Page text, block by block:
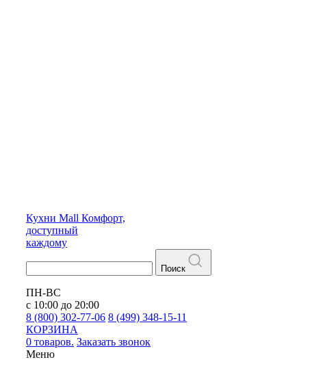
Кухни Mall Комфорт,
доступный
каждому
Поиск
ПН-ВС
с 10:00 до 20:00
8 (800) 302-77-06 8 (499) 348-15-11
КОРЗИНА
0 товаров. Заказать звонок
Меню